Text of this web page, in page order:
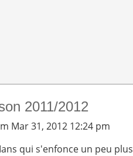
2011/2012
Mar 31, 2012 12:24 pm
qui s'enfonce un peu plus